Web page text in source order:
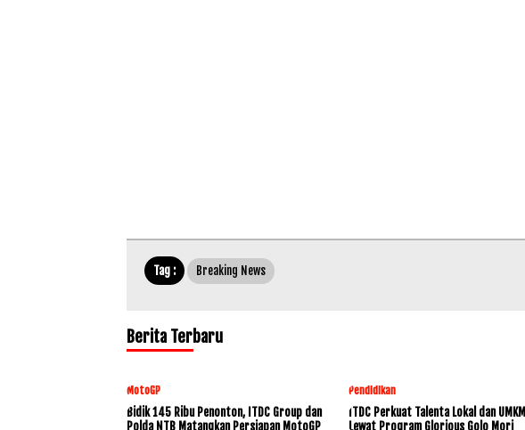
Tag : Breaking News
Berita Terbaru
MotoGP
Bidik 145 Ribu Penonton, ITDC Group dan
Polda NTB Matangkan Persiapan MotoGP
Pendidikan
ITDC Perkuat Talenta Lokal dan UMKM
Lewat Program Glorious Golo Mori